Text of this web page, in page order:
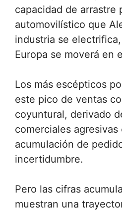
capacidad de arrastre
automovilístico que
industria se
Europa se moverá en
Los más escépticos
este pico de ventas
coyuntural, derivado
comerciales agresivas
acumulación de
incertidumbre.
Pero las cifras
muestran una